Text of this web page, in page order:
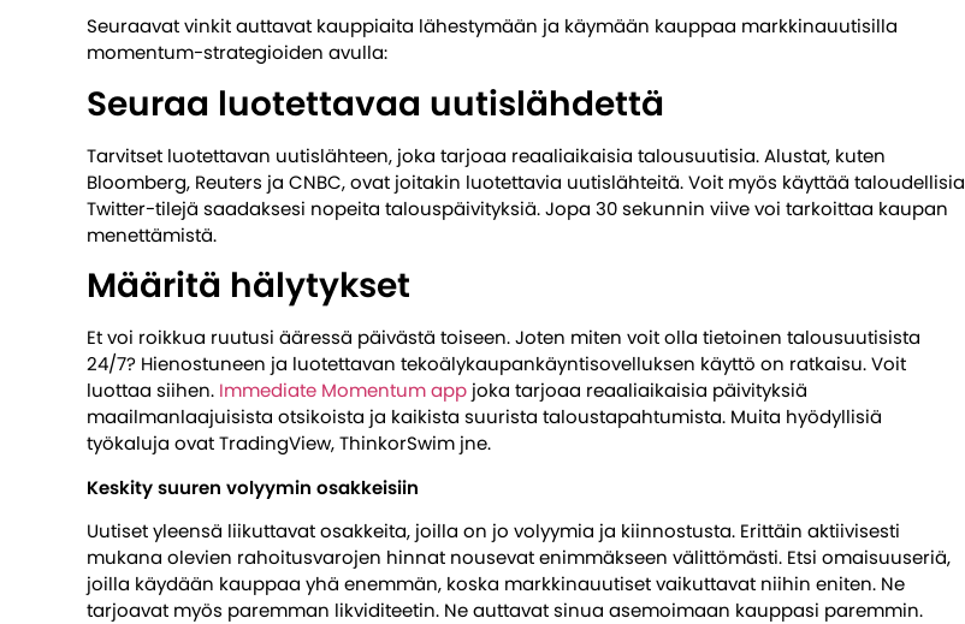
Seuraavat vinkit auttavat kauppiaita lähestymään ja käymään kauppaa markkinauutisilla
momentum-strategioiden avulla:
Seuraa luotettavaa uutislähdettä
Tarvitset luotettavan uutislähteen, joka tarjoaa reaaliaikaisia ​​talousuutisia. Alustat, kuten
Bloomberg, Reuters ja CNBC, ovat joitakin luotettavia uutislähteitä. Voit myös käyttää taloudellisia
Twitter-tilejä saadaksesi nopeita talouspäivityksiä. Jopa 30 sekunnin viive voi tarkoittaa kaupan
menettämistä.
Määritä hälytykset
Et voi roikkua ruutusi ääressä päivästä toiseen. Joten miten voit olla tietoinen talousuutisista
24/7? Hienostuneen ja luotettavan tekoälykaupankäyntisovelluksen käyttö on ratkaisu. Voit
luottaa siihen. Immediate Momentum app joka tarjoaa reaaliaikaisia ​​päivityksiä
maailmanlaajuisista otsikoista ja kaikista suurista taloustapahtumista. Muita hyödyllisiä
työkaluja ovat TradingView, ThinkorSwim jne.
Keskity suuren volyymin osakkeisiin
Uutiset yleensä liikuttavat osakkeita, joilla on jo volyymia ja kiinnostusta. Erittäin aktiivisesti
mukana olevien rahoitusvarojen hinnat nousevat enimmäkseen välittömästi. Etsi omaisuuseriä,
joilla käydään kauppaa yhä enemmän, koska markkinauutiset vaikuttavat niihin eniten. Ne
tarjoavat myös paremman likviditeetin. Ne auttavat sinua asemoimaan kauppasi paremmin.